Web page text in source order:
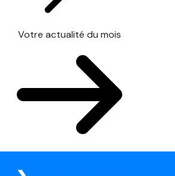
Votre actualité du mois